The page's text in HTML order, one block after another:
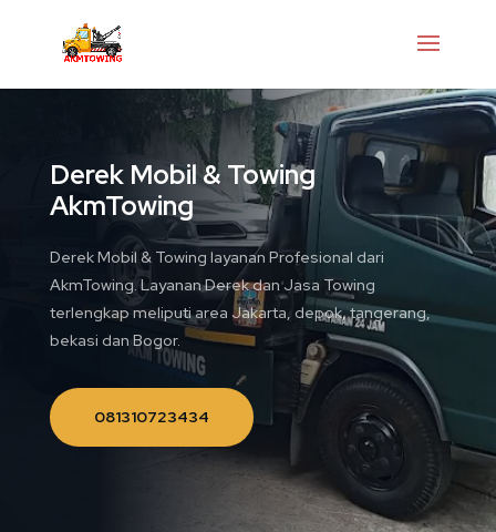
Derek Mobil & Towing
AkmTowing
Derek Mobil & Towing layanan Profesional dari
AkmTowing. Layanan Derek dan Jasa Towing
terlengkap meliputi area Jakarta, depok, tangerang,
bekasi dan Bogor.
081310723434